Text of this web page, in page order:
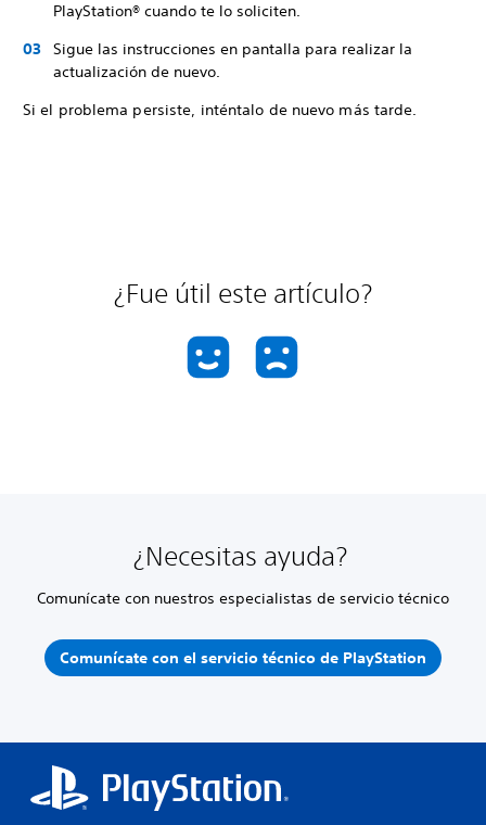
PlayStation® cuando te lo soliciten.
Sigue las instrucciones en pantalla para realizar la
actualización de nuevo.
Si el problema persiste, inténtalo de nuevo más tarde.
¿Fue útil este artículo?
¿Necesitas ayuda?
Comunícate con nuestros especialistas de servicio técnico
Comunícate con el servicio técnico de PlayStation